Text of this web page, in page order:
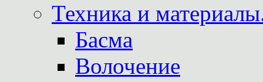
Техника и
Басма
Волочение